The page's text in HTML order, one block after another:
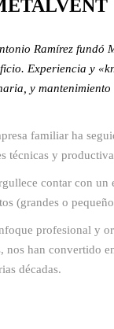
Ramírez fundó
Experiencia y
y mantenimiento
familiar ha
técnicas y
contar con un
(grandes o
profesional y
nos han convertido
décadas.